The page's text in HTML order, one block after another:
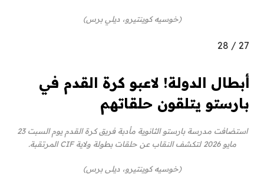
(خوسيه كوينتيرو، ديلي برس)
27
/
28
أبطال الدولة! لاعبو كرة القدم في
بارستو يتلقون حلقاتهم
استضافت مدرسة بارستو الثانوية مأدبة فريق كرة القدم يوم السبت 23
مايو 2026 لتكشف النقاب عن حلقات بطولة ولاية CIF المرتقبة.
(خوسيه كوينتيرو، ديلي برس)